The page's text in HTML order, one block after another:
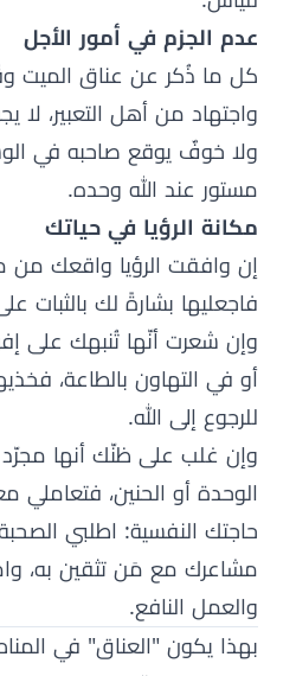
عدم الجزم في أمور الأجل
كل ما ذُكر عن عناق الميت
واجتهاد من أهل التعبير، لا
ولا خوفٌ يوقع صاحبه في
مستور عند الله وحده.
مكانة الرؤيا في حياتك
إن وافقت الرؤيا واقعك من
فاجعليها بشارةً لك بالثبات
وإن شعرت أنّها تُنبهك على
أو في التهاون بالطاعة،
للرجوع إلى الله.
وإن غلب على ظنّك أنها
الوحدة أو الحنين، فتعاملي
حاجتك النفسية: اطلبي
مشاعرك مع مَن تثقين به،
والعمل النافع.
بهذا يكون "العناق" في